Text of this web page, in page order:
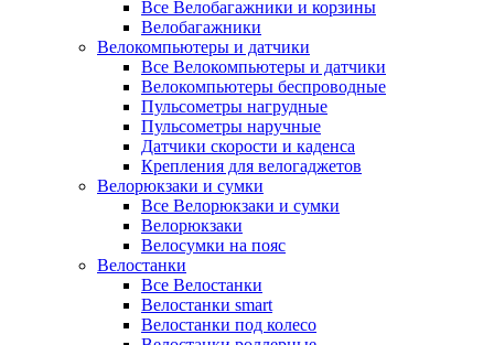
Все Велобагажники и корзины
Велобагажники
Велокомпьютеры и датчики
Все Велокомпьютеры и датчики
Велокомпьютеры беспроводные
Пульсометры нагрудные
Пульсометры наручные
Датчики скорости и каденса
Крепления для велогаджетов
Велорюкзаки и сумки
Все Велорюкзаки и сумки
Велорюкзаки
Велосумки на пояс
Велостанки
Все Велостанки
Велостанки smart
Велостанки под колесо